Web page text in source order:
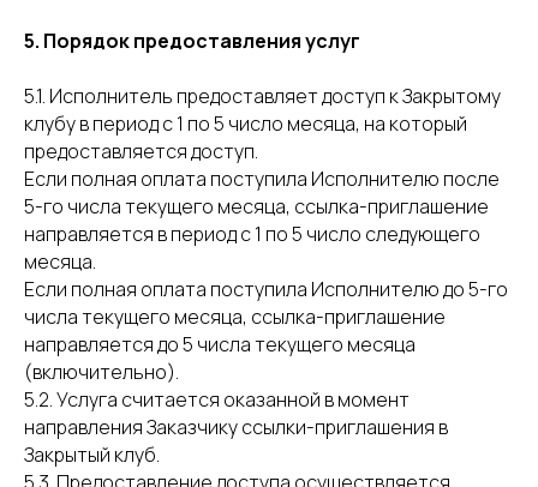
5. Порядок предоставления услуг
5.1. Исполнитель предоставляет доступ к Закрытому
клубу в период с 1 по 5 число месяца, на который
предоставляется доступ.
Если полная оплата поступила Исполнителю после
5-го числа текущего месяца, ссылка-приглашение
направляется в период с 1 по 5 число следующего
месяца.
Если полная оплата поступила Исполнителю до 5-го
числа текущего месяца, ссылка-приглашение
направляется до 5 числа текущего месяца
(включительно).
5.2. Услуга считается оказанной в момент
направления Заказчику ссылки-приглашения в
Закрытый клуб.